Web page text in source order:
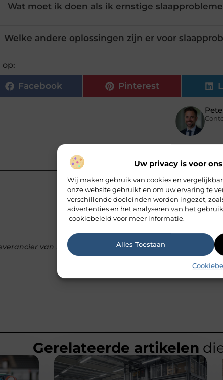
Uw privacy is voor
Wij maken gebruik van cookies en
onze website gebruikt en om uw ervaring te
verschillende doeleinden worden ingezet,
advertenties en het analyseren van het
cookiebeleid voor meer informatie.
Alles Toestaan
Wat moet ik doen als ik ernstige
Welke andere oplossingen zijn er voor
op:
Facebook Pinterest
van kozijnen
Gerelateerde artikelen